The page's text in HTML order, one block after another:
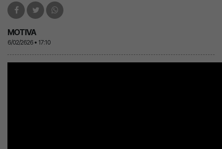
MOTIVA
6/02/2626 • 17:10